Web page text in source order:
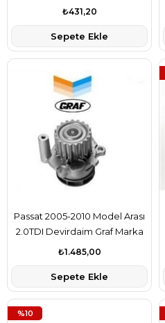
Bosch Marka
₺431,20
Sepete Ekle
Passat 2005-2010 Model Arası
2.0TDI Devirdaim Graf Marka
₺1.485,00
Sepete Ekle
%10